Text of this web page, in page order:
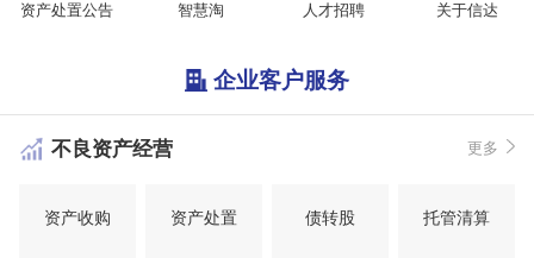
资产处置公告 智慧淘 人才招聘 关于信达
企业客户服务
不良资产经营 更多
资产收购 资产处置 债转股 托管清算